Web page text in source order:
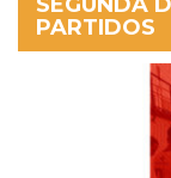
PARTIDOS